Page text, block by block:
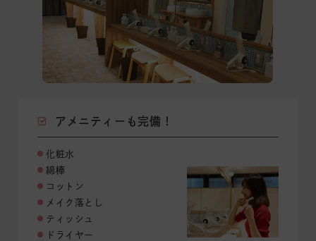
アメニティーも完備！
化粧水
綿棒
コットン
メイク落とし
ティッシュ
ドライヤー